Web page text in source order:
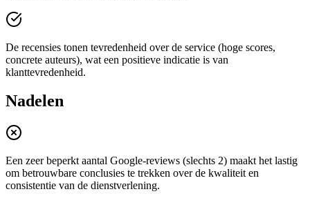
De recensies tonen tevredenheid over de service (hoge scores,
concrete auteurs), wat een positieve indicatie is van
klanttevredenheid.
Nadelen
Een zeer beperkt aantal Google-reviews (slechts 2) maakt het lastig
om betrouwbare conclusies te trekken over de kwaliteit en
consistentie van de dienstverlening.